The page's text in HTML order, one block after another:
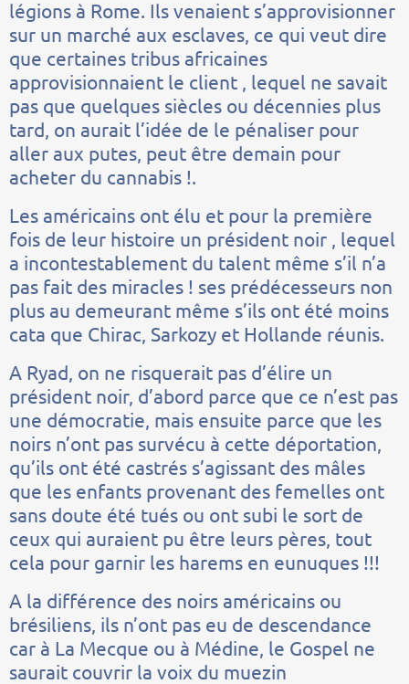
légions à Rome. Ils venaient s’approvisionner
sur un marché aux esclaves, ce qui veut dire
que certaines tribus africaines
approvisionnaient le client , lequel ne savait
pas que quelques siècles ou décennies plus
tard, on aurait l’idée de le pénaliser pour
aller aux putes, peut être demain pour
acheter du cannabis !.
Les américains ont élu et pour la première
fois de leur histoire un président noir , lequel
a incontestablement du talent même s’il n’a
pas fait des miracles ! ses prédécesseurs non
plus au demeurant même s’ils ont été moins
cata que Chirac, Sarkozy et Hollande réunis.
A Ryad, on ne risquerait pas d’élire un
président noir, d’abord parce que ce n’est pas
une démocratie, mais ensuite parce que les
noirs n’ont pas survécu à cette déportation,
qu’ils ont été castrés s’agissant des mâles
que les enfants provenant des femelles ont
sans doute été tués ou ont subi le sort de
ceux qui auraient pu être leurs pères, tout
cela pour garnir les harems en eunuques !!!
A la différence des noirs américains ou
brésiliens, ils n’ont pas eu de descendance
car à La Mecque ou à Médine, le Gospel ne
saurait couvrir la voix du muezin